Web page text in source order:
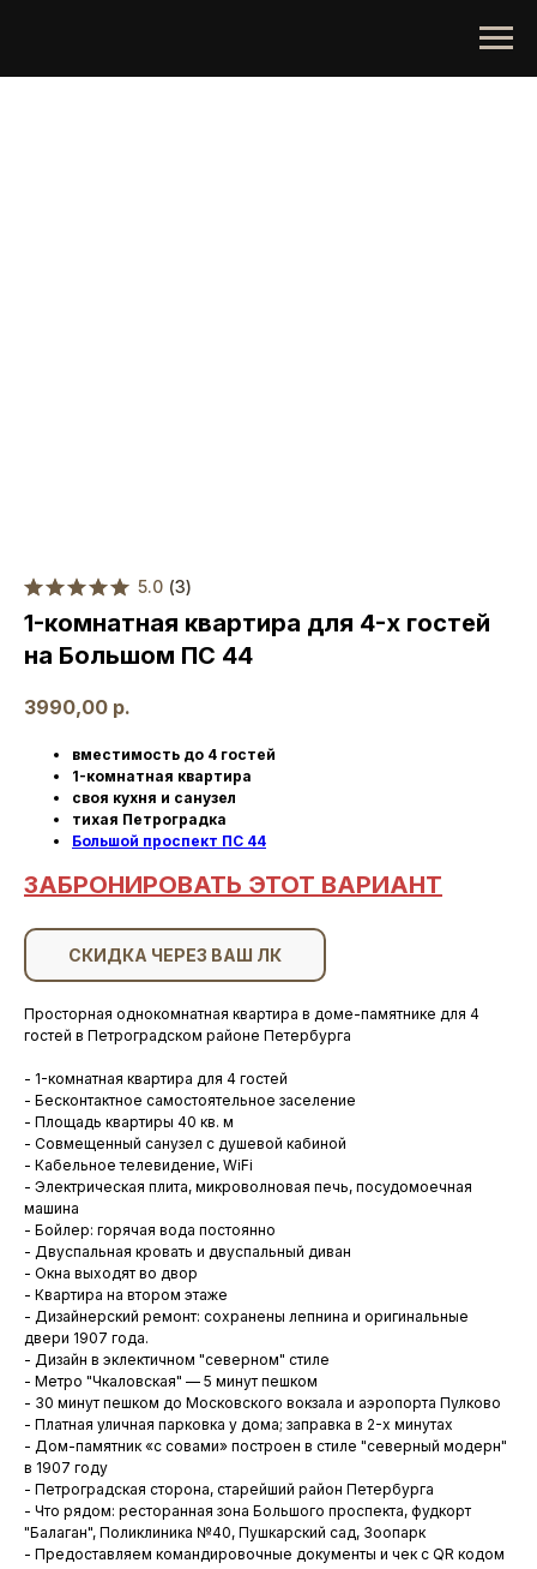
5.0 (3)
1-комнатная квартира для 4-х гостей
на Большом ПС 44
3990,00 р.
вместимость до 4 гостей
1-комнатная квартира
своя кухня и санузел
тихая Петроградка
Большой проспект ПС 44
ЗАБРОНИРОВАТЬ ЭТОТ ВАРИАНТ
СКИДКА ЧЕРЕЗ ВАШ ЛК
Просторная однокомнатная квартира в доме-памятнике для 4
гостей в Петроградском районе Петербурга
- 1-комнатная квартира для 4 гостей
- Бесконтактное самостоятельное заселение
- Площадь квартиры 40 кв. м
- Совмещенный санузел с душевой кабиной
- Кабельное телевидение, WiFi
- Электрическая плита, микроволновая печь, посудомоечная
машина
- Бойлер: горячая вода постоянно
- Двуспальная кровать и двуспальный диван
- Окна выходят во двор
- Квартира на втором этаже
- Дизайнерский ремонт: сохранены лепнина и оригинальные
двери 1907 года.
- Дизайн в эклектичном "северном" стиле
- Метро "Чкаловская" — 5 минут пешком
- 30 минут пешком до Московского вокзала и аэропорта Пулково
- Платная уличная парковка у дома; заправка в 2-х минутах
- Дом-памятник «с совами» построен в стиле "северный модерн"
в 1907 году
- Петроградская сторона, старейший район Петербурга
- Что рядом: ресторанная зона Большого проспекта, фудкорт
"Балаган", Поликлиника №40, Пушкарский сад, Зоопарк
- Предоставляем командировочные документы и чек с QR кодом